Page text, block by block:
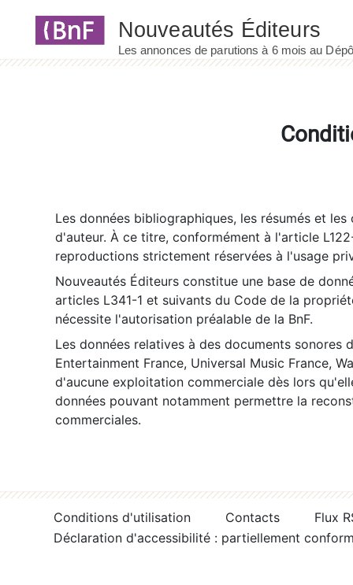
Les données bibliographiques, les résumés et
d'auteur. À ce titre, conformément à l'article
reproductions strictement réservées à l'usage
Nouveautés Éditeurs constitue une base de
articles L341-1 et suivants du Code de la
nécessite l'autorisation préalable de la BnF.
Les données relatives à des documents sonores
Entertainment France, Universal Music France,
d'aucune exploitation commerciale dès lors
données pouvant notamment permettre la
commerciales.
Conditions d'utilisation Contacts
Flux
Déclaration d'accessibilité : partiellement